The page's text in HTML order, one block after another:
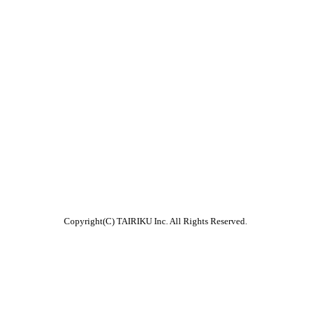
Copyright(C) TAIRIKU Inc. All Rights Reserved.